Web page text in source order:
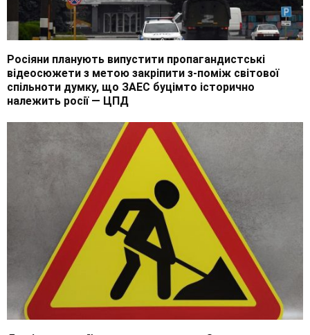
Росіяни планують випустити пропагандистські
відеосюжети з метою закріпити з-поміж світової
спільноти думку, що ЗАЕС буцімто історично
належить росії — ЦПД